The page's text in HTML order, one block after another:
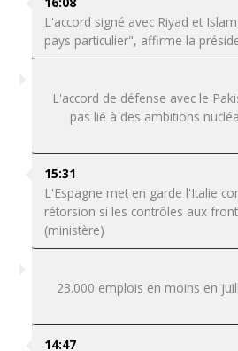
L'accord signé avec Riyad et
pays particulier", affirme la
L'accord de défense avec le
pas lié à des ambitions
15:31
L'Espagne met en garde l'Italie
rétorsion si les contrôles aux
(ministère)
23.000 emplois en moins en
14:47